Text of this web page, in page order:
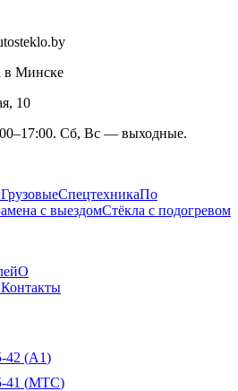
в Минске
10
Сб, Вс — выходные.
ГрузовыеСпецтехникаПо
с выездомСтёкла с подогревом
О
Контакты
42 (A1)
41 (МТС)